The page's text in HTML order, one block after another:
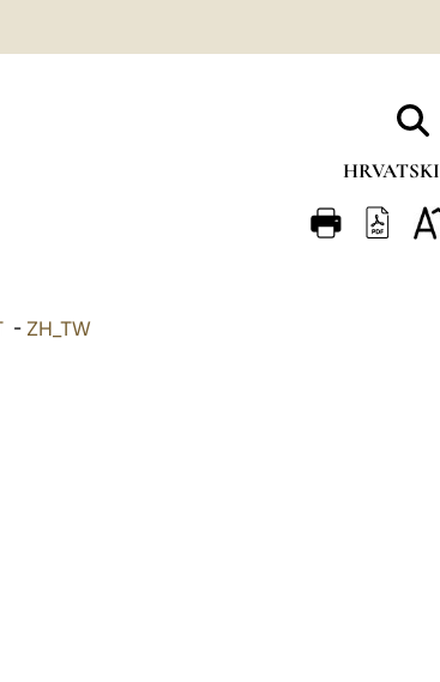
HRVATSKI
FRANÇAIS
- ZH_TW